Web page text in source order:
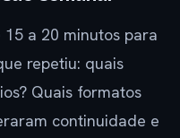
15 a 20 minutos para
repetiu: quais
Quais formatos
continuidade e